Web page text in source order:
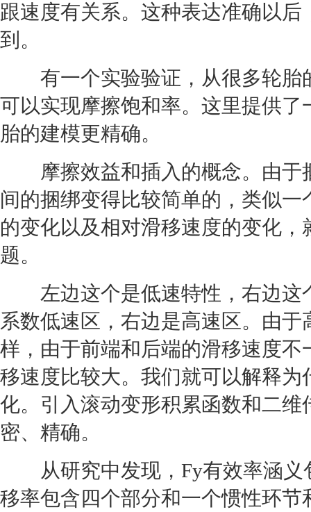
跟速度有关系。这种表达准确以
到。
有一个实验验证，从很多轮胎
可以实现摩擦饱和率。这里提供
胎的建模更精确。
摩擦效益和插入的概念。由于
间的捆绑变得比较简单的，类似
的变化以及相对滑移速度的变化
题。
左边这个是低速特性，右边这
系数低速区，右边是高速区。由
样，由于前端和后端的滑移速度
移速度比较大。我们就可以解释
化。引入滚动变形积累函数和二
密、精确。
从研究中发现，Fy有效率涵义
移率包含四个部分和一个惯性环